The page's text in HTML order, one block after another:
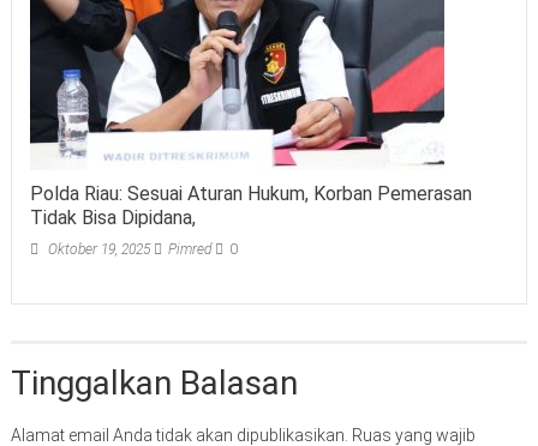
Polda Riau: Sesuai Aturan Hukum, Korban Pemerasan
Tidak Bisa Dipidana,
Oktober 19, 2025 Pimred 0
Tinggalkan Balasan
Alamat email Anda tidak akan dipublikasikan. Ruas yang wajib